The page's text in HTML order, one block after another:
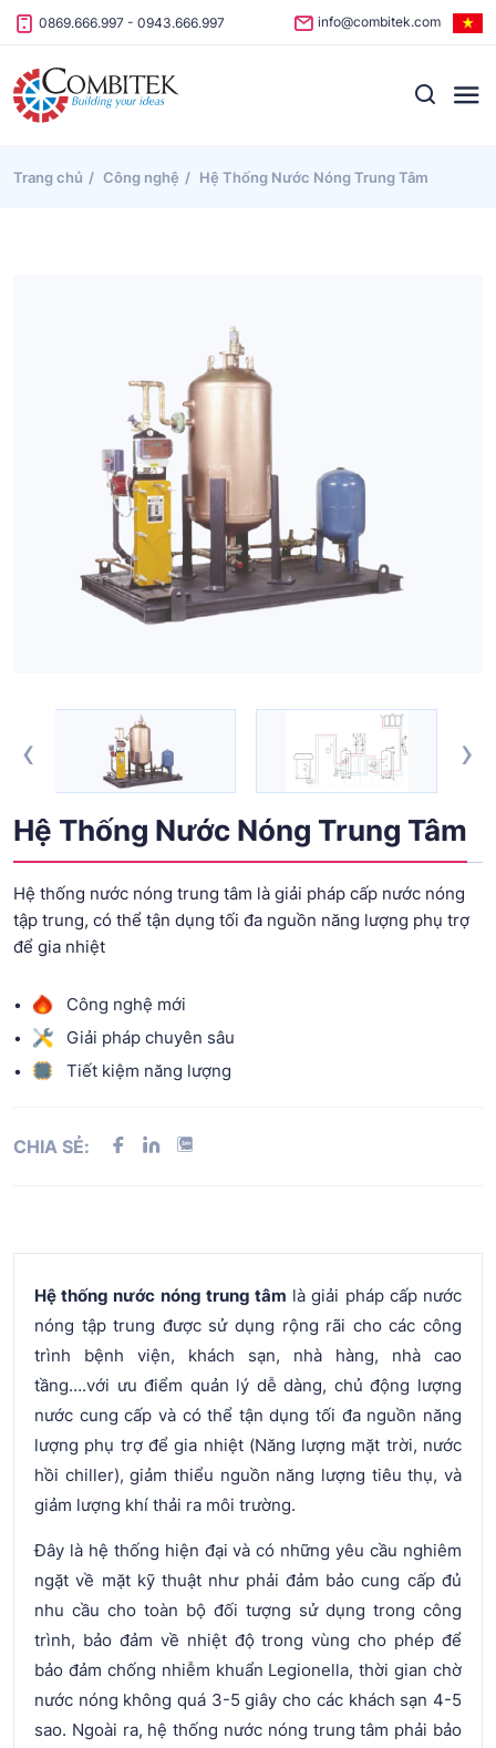
Skip to content
0869.666.997 - 0943.666.997 info@combitek.com
Trang chủ Công nghệ Hệ Thống Nước Nóng Trung Tâm
‹ ›
Hệ Thống Nước Nóng Trung Tâm
Hệ thống nước nóng trung tâm là giải pháp cấp nước nóng
tập trung, có thể tận dụng tối đa nguồn năng lượng phụ trợ
để gia nhiệt
Công nghệ mới
Giải pháp chuyên sâu
Tiết kiệm năng lượng
CHIA SẺ:
Hệ thống nước nóng trung tâm là giải pháp cấp nước
nóng tập trung được sử dụng rộng rãi cho các công
trình bệnh viện, khách sạn, nhà hàng, nhà cao
tầng….với ưu điểm quản lý dễ dàng, chủ động lượng
nước cung cấp và có thể tận dụng tối đa nguồn năng
lượng phụ trợ để gia nhiệt (Năng lượng mặt trời, nước
hồi chiller), giảm thiểu nguồn năng lượng tiêu thụ, và
giảm lượng khí thải ra môi trường.
Đây là hệ thống hiện đại và có những yêu cầu nghiêm
ngặt về mặt kỹ thuật như phải đảm bảo cung cấp đủ
nhu cầu cho toàn bộ đối tượng sử dụng trong công
trình, bảo đảm về nhiệt độ trong vùng cho phép để
bảo đảm chống nhiễm khuẩn Legionella, thời gian chờ
nước nóng không quá 3-5 giây cho các khách sạn 4-5
sao. Ngoài ra, hệ thống nước nóng trung tâm phải bảo